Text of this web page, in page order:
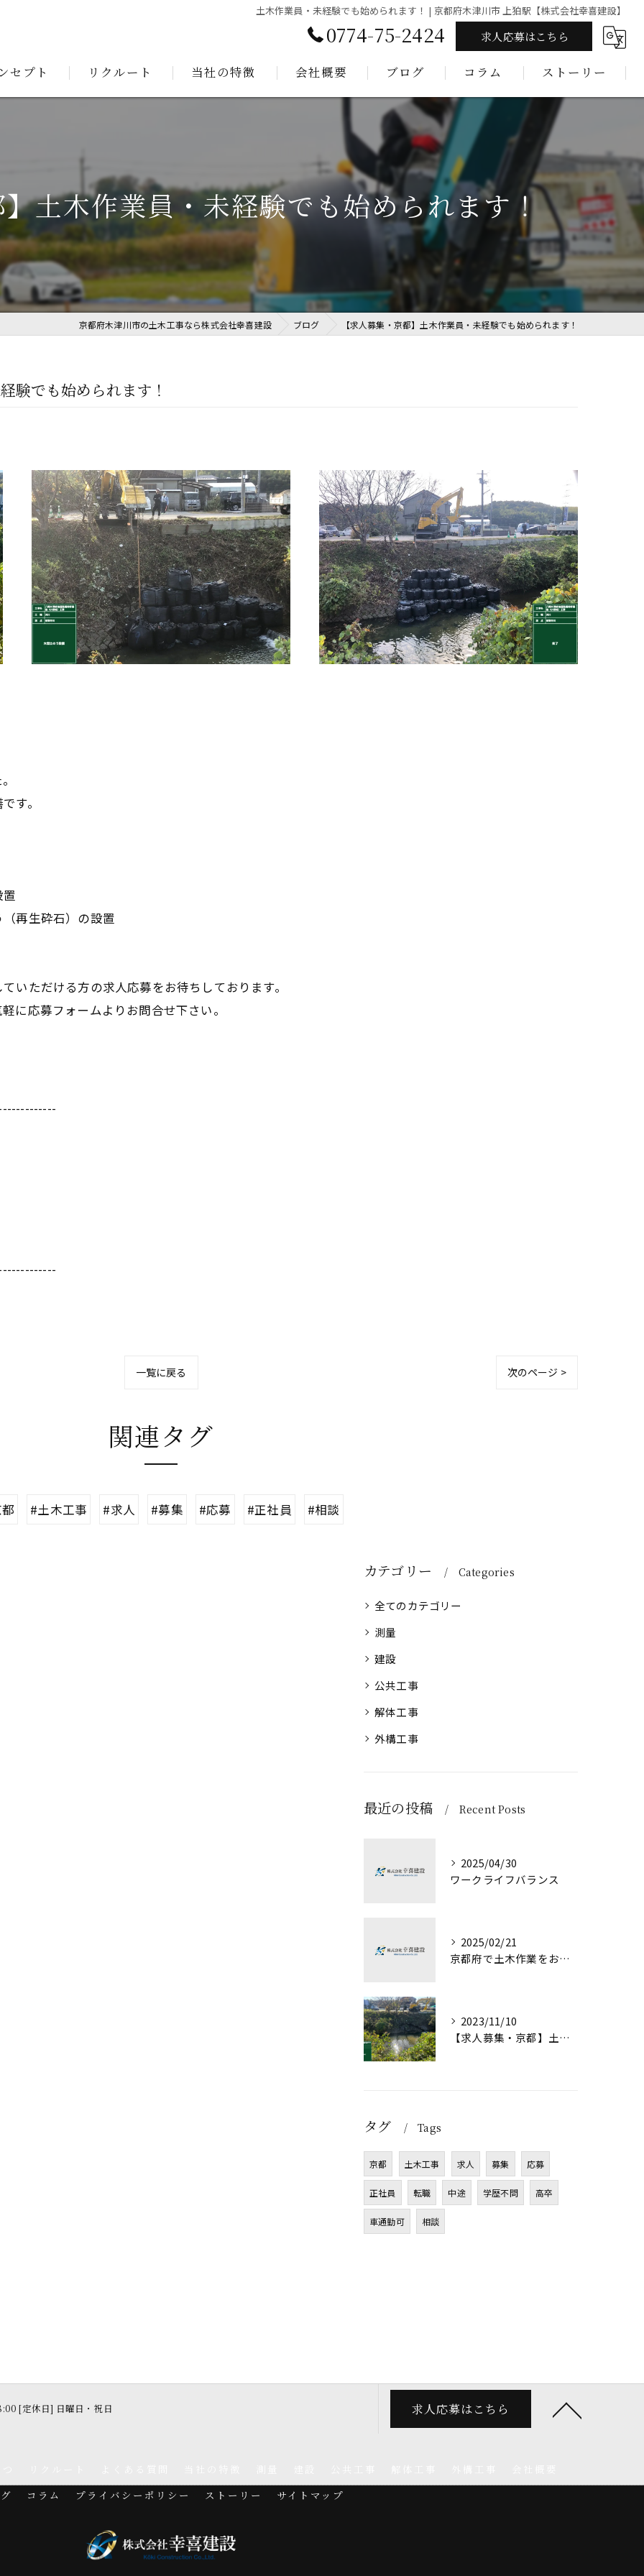
土木作業員・未経験でも始められます！ | 京都府木津川市 上狛駅【株式会社幸喜建設】
0774-75-2424 求人応募はこちら
セプト リクルート 当社の特徴
公共工事
解体工事
会社概要 ブログ コラム ストーリー
土木作業員・未経験でも始められます！
京都府木津川市の土木工事なら株式会社幸喜建設 ブログ 【求人募集・京都】土木作業員・未経験でも始められます！
験でも始められます！
す。
再生砕石）の設置
いただける方の求人応募をお待ちしております。
に応募フォームよりお問合せ下さい。
一覧に戻る 次のページ >
関連タグ
#土木工事 #求人 #募集 #応募 #正社員 #相談
カテゴリー Categories
全てのカテゴリー
測量
建設
公共工事
解体工事
外構工事
最近の投稿 Recent Posts
2025/04/30
ワークライフバランス
2025/02/21
京都府で土木作業をお考えの方必見！
2023/11/10
【求人募集・京都】土木作業員・未経験でも始められます！
タグ Tags
京都 土木工事 求人 募集 応募
正社員 転職 中途 学歴不問 高卒
車通勤可 相談
[定休日] 日曜日・祝日 求人応募はこちら
コラム プライバシーポリシー ストーリー サイトマップ